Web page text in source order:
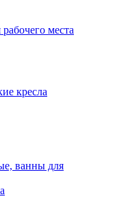
места
кресла
ванны для